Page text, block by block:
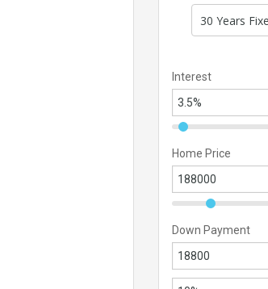
Interest
Home Price
Down Payment